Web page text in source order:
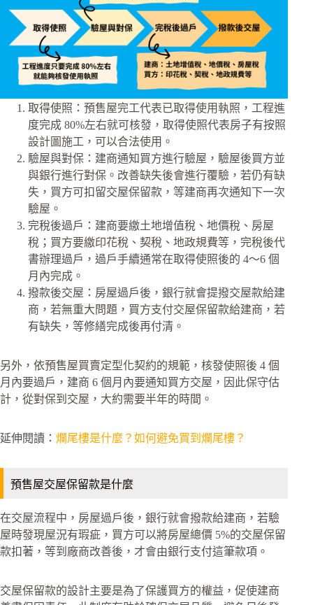
取得使照：預售屋完工代表已取得使用執照，工程進
度完成 80%左右就可核發，取得使照代表房子有按照
設計圖施工，可以合法使用。
驗屋與對保：建商通知買方進行驗屋，驗屋後買方並
與銀行進行對保。改善缺失後會進行覆驗，若仍有缺
失，買方可扣留交屋保留款，等建商再次通知下一次
驗屋。
完稅後過戶：建商要繳土地增值稅、地價稅、房屋
稅；買方要繳印花稅、契稅、地政規費等，完稅後代
書辦理過戶，過戶手續通常在取得使照後的 4～6 個
月內完成。
撥款後交屋：房屋過戶後，銀行就會提撥交屋款給建
商，若無重大問題，買方支付交屋保留款給建商，若
有缺失，等修繕完成後再付清。
另外，依預售屋買賣定型化契約的規範，核發使照後 4 個
月內要過戶，建商 6 個月內要通知買方交屋，因此保守估
計，從對保到交屋，大約需要半年的時間。
延伸閱讀： 爛尾樓是什麼？如何避免買到爛尾樓？
預售屋交屋保留款是什麼
在交屋流程中，房屋過戶後，銀行就會撥款給建商，若驗
屋時發現屋況有瑕疵，買方可以將房屋總價 5%的交屋保留
款扣著，等到廠商改善後，才會由銀行支付這筆款項。
交屋保留款的設計主要是為了保護買方的權益，促使建商